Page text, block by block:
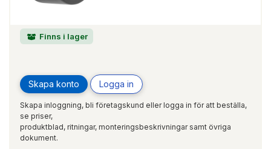
Finns i lager
Skapa konto Logga in
Skapa inloggning, bli företagskund eller logga in för att beställa,
se priser,
produktblad, ritningar, monteringsbeskrivningar samt övriga
dokument.